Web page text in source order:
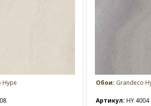
Hype Обои: Grandeco
Артикул: HY 4004